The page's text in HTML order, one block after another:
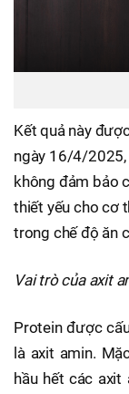
Kết quả này
ngày 16/4/2025,
không đảm bảo
thiết yếu cho cơ
trong chế độ ăn
Vai trò của axit
Protein được
là axit amin.
hầu hết các axit